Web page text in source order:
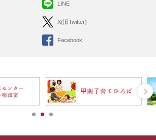
LINE
X(旧Twitter)
Facebook